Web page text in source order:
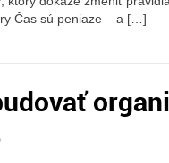
Čas sú peniaze – a […]